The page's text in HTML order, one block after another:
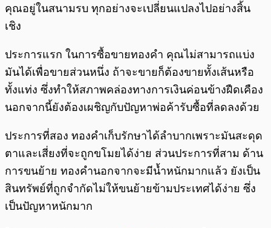
คุณอยู่ในสนามรบ ทุกอย่างจะเปลี่ยนแปลงไปอย่างสิ้น
เชิง
ประการแรก ในการซื้อขายทองคำ คุณไม่สามารถแบ่ง
มันได้เพื่อขายส่วนหนึ่ง ถ้าจะขายก็ต้องขายทั้งเส้นหรือ
ทั้งแท่ง ซึ่งทำให้สภาพคล่องทางการเงินค่อนข้างฝืดเคือง
นอกจากนี้ยังต้องเผชิญกับปัญหาพ่อค้ารับซื้อที่ลดลงด้วย
ประการที่สอง ทองคำเก็บรักษาได้ลำบากเพราะมันสะดุด
ตาและเสี่ยงที่จะถูกขโมยได้ง่าย ส่วนประการที่สาม ด้าน
การขนย้าย ทองคำนอกจากจะมีน้ำหนักมากแล้ว ยังเป็น
สินทรัพย์ที่ถูกจำกัดไม่ให้ขนย้ายข้ามประเทศได้ง่าย ซึ่ง
เป็นปัญหาหนักมาก